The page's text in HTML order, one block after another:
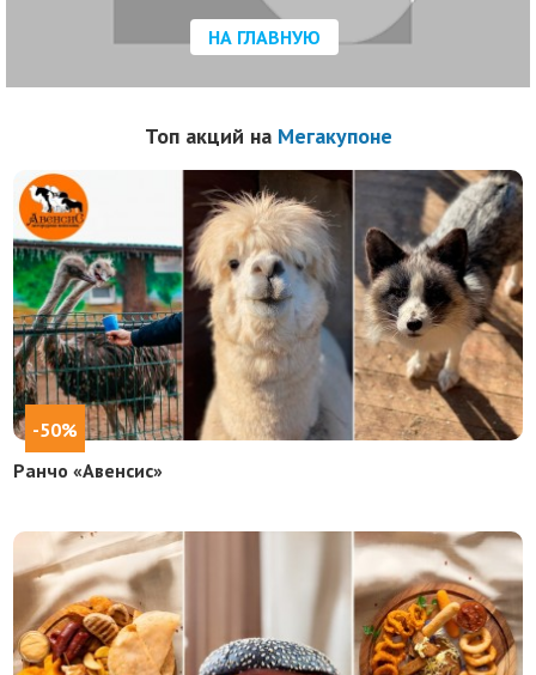
НА ГЛАВНУЮ
Топ акций на Мегакупоне
-50%
Ранчо «Авенсис»